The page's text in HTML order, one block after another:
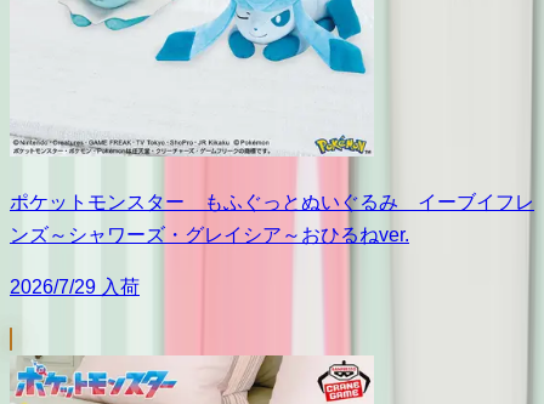
ポケットモンスター もふぐっとぬいぐるみ イーブイフレ
ンズ～シャワーズ・グレイシア～おひるねver.
2026/7/29 入荷